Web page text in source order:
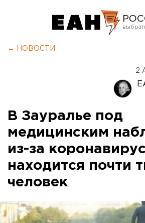
← НОВОСТИ
2
В Зауралье под
медицинским
из-за
находится почти
человек